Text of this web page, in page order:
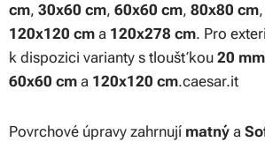
cm, 30x60 cm, 60x60 cm, 80x80 cm,
120x120 cm a 120x278 cm. Pro
k dispozici varianty s tloušťkou 20 mm
60x60 cm a 120x120 cm.caesar.it
Povrchové úpravy zahrnují matný a